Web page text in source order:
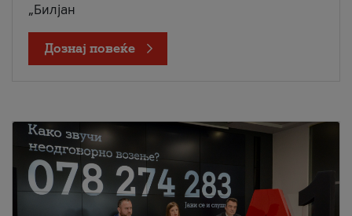
„Билјан
Дознај повеќе